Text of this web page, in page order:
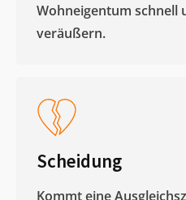
Wohneigentum schnell
veräußern. ​
Scheidung
Kommt eine